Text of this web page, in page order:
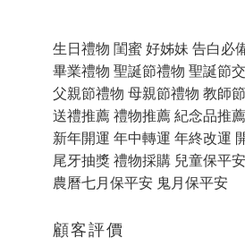
生日禮物 閨蜜 好姊妹 告白必
畢業禮物 聖誕節禮物 聖誕節
父親節禮物 母親節禮物 教師
送禮推薦 禮物推薦 紀念品推
新年開運 年中轉運 年終改運
尾牙抽獎 禮物採購 兒童保平安
農曆七月保平安 鬼月保平安
顧客評價